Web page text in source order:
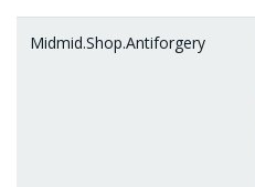
Midmid.Shop.Antiforgery